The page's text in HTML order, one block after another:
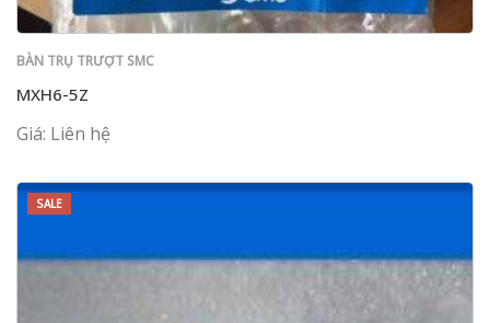
BÀN TRỤ TRƯỢT SMC
MXH6-5Z
Giá: Liên hệ
SALE